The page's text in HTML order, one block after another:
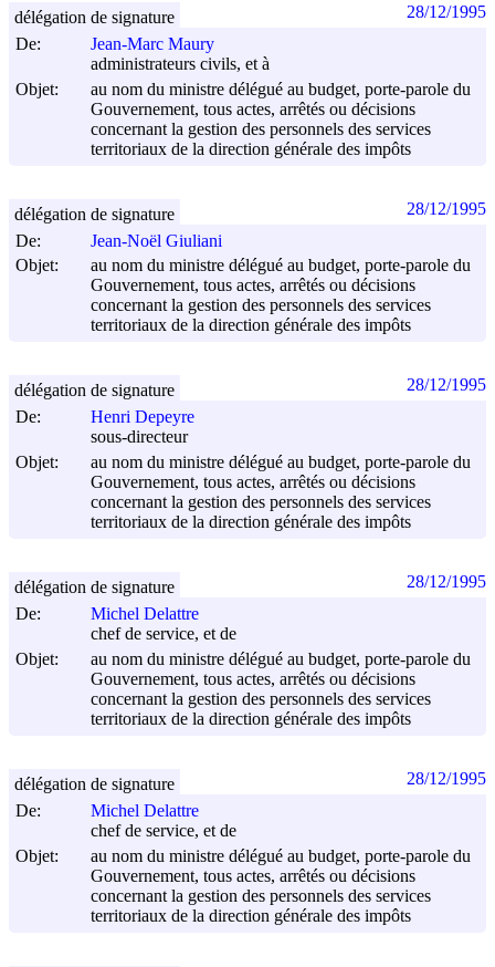
De:
Jean-Marc Maury
administrateurs civils, et à
Objet:
au nom du ministre délégué au budget, porte-parole du
Gouvernement, tous actes, arrêtés ou décisions
concernant la gestion des personnels des services
territoriaux de la direction générale des impôts
délégation de signature 28/12/1995
De:
Jean-Noël Giuliani
Objet:
au nom du ministre délégué au budget, porte-parole du
Gouvernement, tous actes, arrêtés ou décisions
concernant la gestion des personnels des services
territoriaux de la direction générale des impôts
délégation de signature 28/12/1995
De:
Henri Depeyre
sous-directeur
Objet:
au nom du ministre délégué au budget, porte-parole du
Gouvernement, tous actes, arrêtés ou décisions
concernant la gestion des personnels des services
territoriaux de la direction générale des impôts
délégation de signature 28/12/1995
De:
Michel Delattre
chef de service, et de
Objet:
au nom du ministre délégué au budget, porte-parole du
Gouvernement, tous actes, arrêtés ou décisions
concernant la gestion des personnels des services
territoriaux de la direction générale des impôts
délégation de signature 28/12/1995
De:
Michel Delattre
chef de service, et de
Objet:
au nom du ministre délégué au budget, porte-parole du
Gouvernement, tous actes, arrêtés ou décisions
concernant la gestion des personnels des services
territoriaux de la direction générale des impôts
délégation de signature 28/12/1995